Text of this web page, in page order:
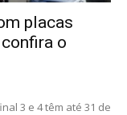
placas
o
3 e 4 têm até 31 de